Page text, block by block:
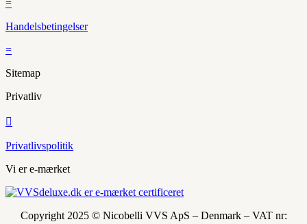
=
Handelsbetingelser
=
Sitemap
Privatliv

Privatlivspolitik
Vi er e-mærket
Copyright 2025 © Nicobelli VVS ApS – Denmark – VAT nr: